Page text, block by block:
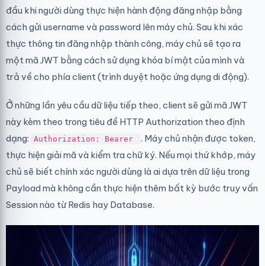
đầu khi người dùng thực hiện hành động đăng nhập bằng
cách gửi username và password lên máy chủ. Sau khi xác
thực thông tin đăng nhập thành công, máy chủ sẽ tạo ra
một mã JWT bằng cách sử dụng khóa bí mật của mình và
trả về cho phía client (trình duyệt hoặc ứng dụng di động).
Ở những lần yêu cầu dữ liệu tiếp theo, client sẽ gửi mã JWT
này kèm theo trong tiêu đề HTTP Authorization theo định
dạng: Authorization: Bearer
. Máy chủ nhận được token,
thực hiện giải mã và kiểm tra chữ ký. Nếu mọi thứ khớp, máy
chủ sẽ biết chính xác người dùng là ai dựa trên dữ liệu trong
Payload mà không cần thực hiện thêm bất kỳ bước truy vấn
Session nào từ Redis hay Database.